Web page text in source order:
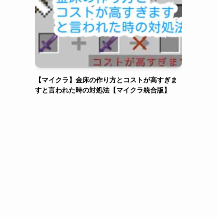
【マイクラ】村人ゾンビの治療法と永久割引
【マインクラフト統合版】